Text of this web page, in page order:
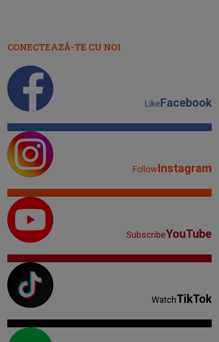
CONECTEAZĂ-TE CU NOI
LikeFacebook
FollowInstagram
SubscribeYouTube
WatchTikTok